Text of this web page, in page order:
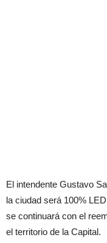
El intendente Gustavo
la ciudad será 100%
se continuará con el
el territorio de la Capital.